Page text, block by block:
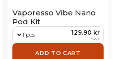
Vaporesso Vibe Nano
Pod Kit
1 pcs 129.90 kr
/pcs
ADD TO CART